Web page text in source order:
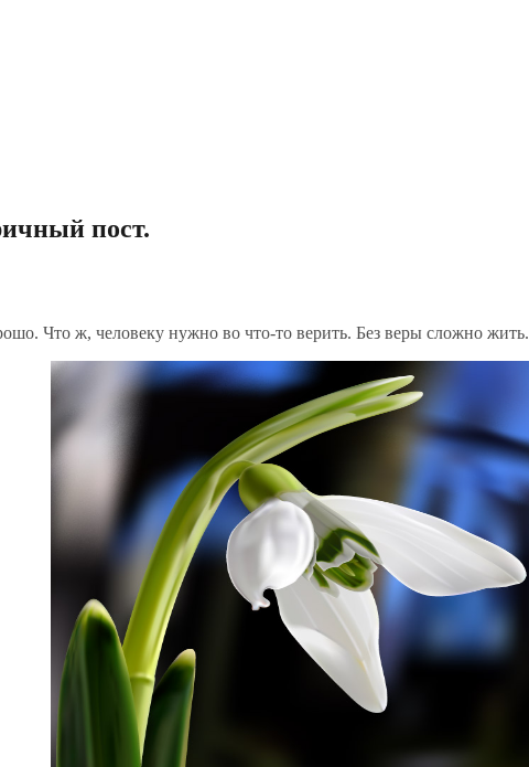
пост.
Что ж, человеку нужно во что-то верить. Без веры сложно жить.